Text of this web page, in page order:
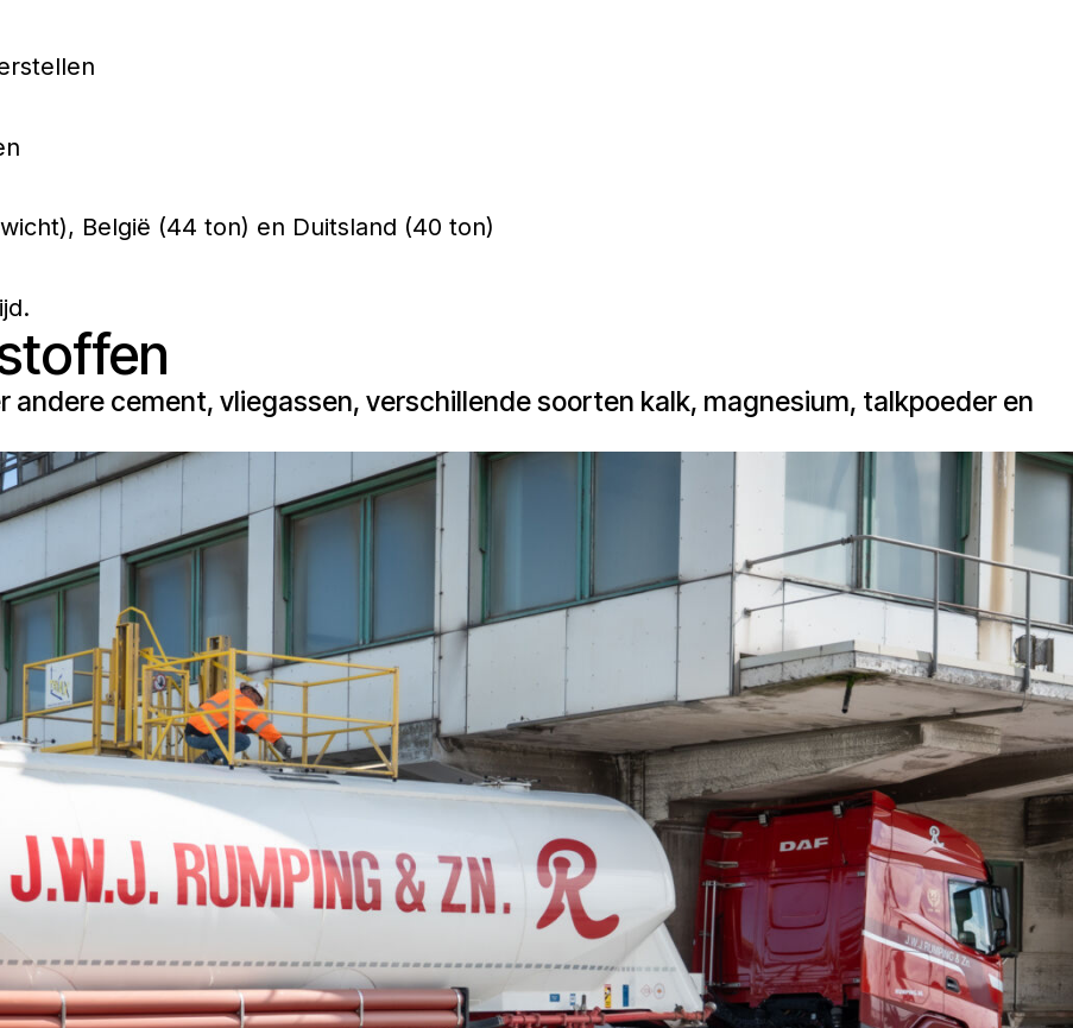
België (44 ton) en Duitsland (40 ton)
andere cement, vliegassen, verschillende soorten kalk, magnesium, talkpoeder en